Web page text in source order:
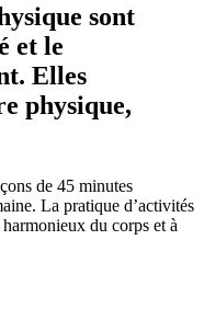
sont
et le
Elles
physique,
de 45 minutes
La pratique d’activités
du corps et à